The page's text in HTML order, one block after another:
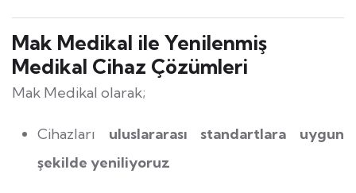
Mak Medikal ile Yenilenmiş
Medikal Cihaz Çözümleri
Mak Medikal olarak;
Cihazları uluslararası standartlara uygun
şekilde yeniliyoruz